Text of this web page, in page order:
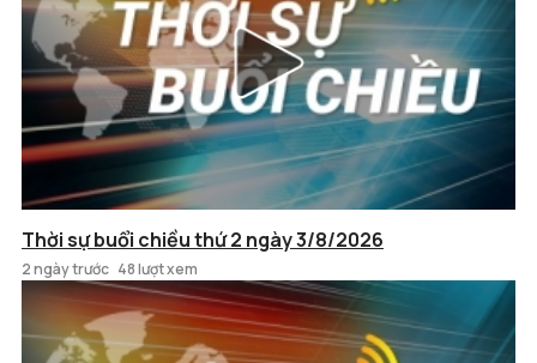
Thời sự buổi chiều thứ 2 ngày 3/8/2026
2 ngày trước 48 lượt xem